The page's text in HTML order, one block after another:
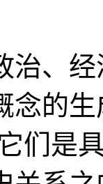
治、
念的
们是